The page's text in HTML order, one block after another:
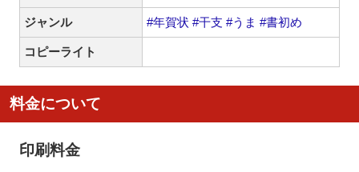
ジャンル #年賀状 #干支 #うま #書初め
コピーライト
料金について
印刷料金